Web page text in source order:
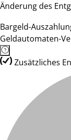
Änderung des
Bargeld-
Geldautomaten-
Zusätzliches